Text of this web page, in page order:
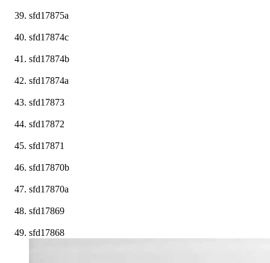
sfd17875a
sfd17874c
sfd17874b
sfd17874a
sfd17873
sfd17872
sfd17871
sfd17870b
sfd17870a
sfd17869
sfd17868